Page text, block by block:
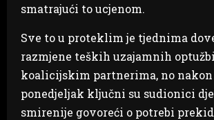
smatrajući to ucjenom.
Sve to u proteklim je tjednima
razmjene teških uzajamnih
koalicijskim partnerima, no nakon
ponedjeljak ključni su sudionici
smirenije govoreći o potrebi